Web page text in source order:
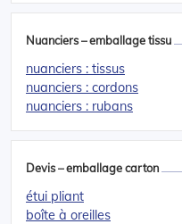
Nuanciers – emballage tissu
nuanciers : tissus
nuanciers : cordons
nuanciers : rubans
Devis – emballage carton
étui pliant
boîte à oreilles